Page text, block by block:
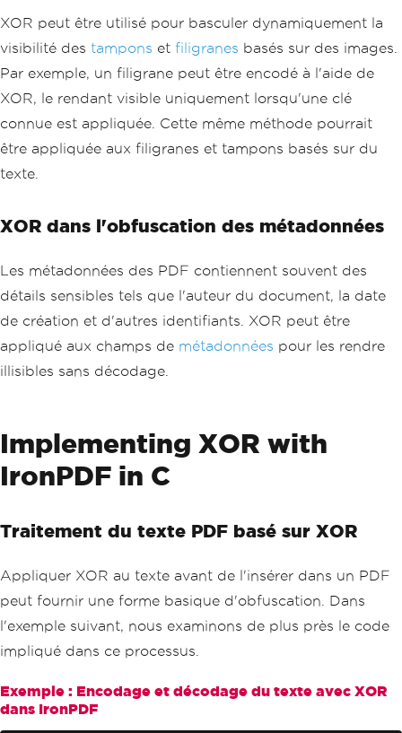
XOR peut être utilisé pour basculer dynamiquement la
visibilité des tampons et filigranes basés sur des images.
Par exemple, un filigrane peut être encodé à l'aide de
XOR, le rendant visible uniquement lorsqu'une clé
connue est appliquée. Cette même méthode pourrait
être appliquée aux filigranes et tampons basés sur du
texte.
XOR dans l'obfuscation des métadonnées
Les métadonnées des PDF contiennent souvent des
détails sensibles tels que l'auteur du document, la date
de création et d'autres identifiants. XOR peut être
appliqué aux champs de métadonnées pour les rendre
illisibles sans décodage.
Implementing XOR with
IronPDF in C
Traitement du texte PDF basé sur XOR
Appliquer XOR au texte avant de l'insérer dans un PDF
peut fournir une forme basique d'obfuscation. Dans
l'exemple suivant, nous examinons de plus près le code
impliqué dans ce processus.
Exemple : Encodage et décodage du texte avec XOR
dans IronPDF